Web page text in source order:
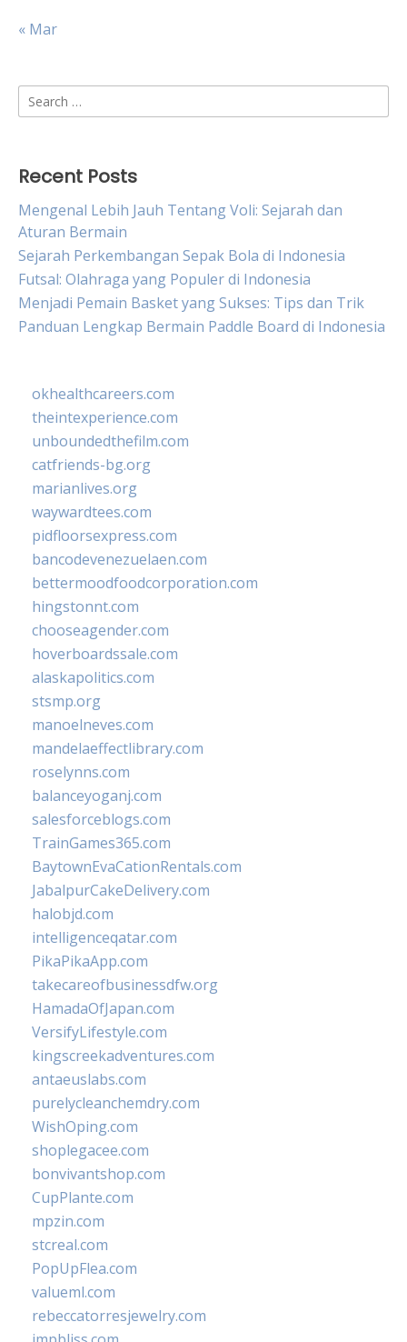
« Mar
Search
for:
Recent Posts
Mengenal Lebih Jauh Tentang Voli: Sejarah dan
Aturan Bermain
Sejarah Perkembangan Sepak Bola di Indonesia
Futsal: Olahraga yang Populer di Indonesia
Menjadi Pemain Basket yang Sukses: Tips dan Trik
Panduan Lengkap Bermain Paddle Board di Indonesia
okhealthcareers.com
theintexperience.com
unboundedthefilm.com
catfriends-bg.org
marianlives.org
waywardtees.com
pidfloorsexpress.com
bancodevenezuelaen.com
bettermoodfoodcorporation.com
hingstonnt.com
chooseagender.com
hoverboardssale.com
alaskapolitics.com
stsmp.org
manoelneves.com
mandelaeffectlibrary.com
roselynns.com
balanceyoganj.com
salesforceblogs.com
TrainGames365.com
BaytownEvaCationRentals.com
JabalpurCakeDelivery.com
halobjd.com
intelligenceqatar.com
PikaPikaApp.com
takecareofbusinessdfw.org
HamadaOfJapan.com
VersifyLifestyle.com
kingscreekadventures.com
antaeuslabs.com
purelycleanchemdry.com
WishOping.com
shoplegacee.com
bonvivantshop.com
CupPlante.com
mpzin.com
stcreal.com
PopUpFlea.com
valueml.com
rebeccatorresjewelry.com